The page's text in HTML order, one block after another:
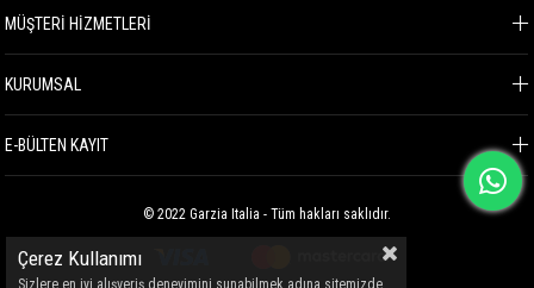
MÜŞTERİ HİZMETLERİ
KURUMSAL
E-BÜLTEN KAYIT
© 2022 Garzia Italia - Tüm hakları saklıdır.
Çerez Kullanımı
Sizlere en iyi alışveriş deneyimini sunabilmek adına sitemizde